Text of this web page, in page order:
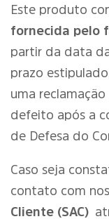
Este produto
fornecida pelo
partir da data
prazo
uma
defeito após a
de Defesa do
Caso seja
contato com
Cliente (SAC)